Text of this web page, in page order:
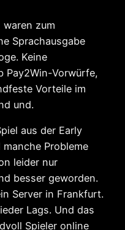
waren zum
Sprachausgabe
Keine
Pay2Win-Vorwürfe,
Vorteile im
und.
aus der Early
Probleme
leider nur
besser geworden.
Server in Frankfurt.
Lags. Und das
Spieler online